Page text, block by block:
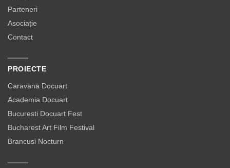
Parteneri
Asociație
Contact
PROIECTE
Caravana Docuart
Academia Docuart
Bucuresti Docuart Fest
Bucharest Art Film Festival
Brancusi Nocturn